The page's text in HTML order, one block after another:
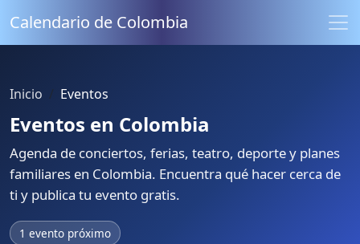
Calendario de Colombia
Inicio Eventos
Eventos en Colombia
Agenda de conciertos, ferias, teatro, deporte y planes
familiares en Colombia. Encuentra qué hacer cerca de
ti y publica tu evento gratis.
1 evento próximo